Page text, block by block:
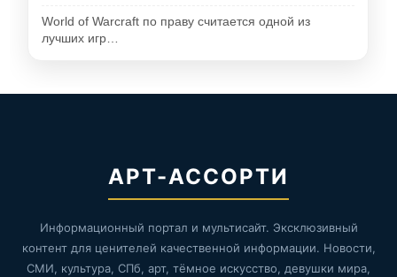
World of Warcraft по праву считается одной из
лучших игр…
АРТ-АССОРТИ
Информационный портал и мультисайт. Эксклюзивный
контент для ценителей качественной информации. Новости,
СМИ, культура, СПб, арт, тёмное искусство, девушки мира,